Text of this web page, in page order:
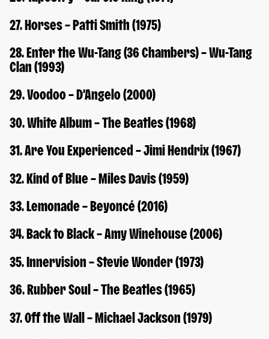
27. Horses – Patti Smith (1975)
28. Enter the Wu-Tang (36 Chambers) – Wu-Tang
Clan (1993)
29. Voodoo – D’Angelo (2000)
30. White Album – The Beatles (1968)
31. Are You Experienced – Jimi Hendrix (1967)
32. Kind of Blue – Miles Davis (1959)
33. Lemonade – Beyoncé (2016)
34. Back to Black – Amy Winehouse (2006)
35. Innervision – Stevie Wonder (1973)
36. Rubber Soul – The Beatles (1965)
37. Off the Wall – Michael Jackson (1979)